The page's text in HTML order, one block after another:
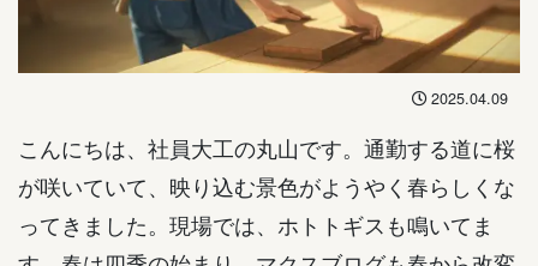
2025.04.09
こんにちは、社員大工の丸山です。通勤する道に桜
が咲いていて、映り込む景色がようやく春らしくな
ってきました。現場では、ホトトギスも鳴いてま